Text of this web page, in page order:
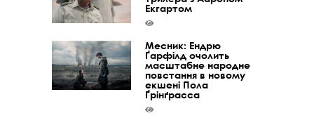
Екгартом
Месник: Ендрю
Ґарфілд очолить
масштабне народне
повстання в новому
екшені Пола
Ґрінґрасса